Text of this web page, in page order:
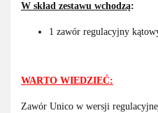
W skład zestawu wchodzą:
1 zawór regulacyjny
WARTO WIEDZIEĆ:
Zawór Unico w wersji